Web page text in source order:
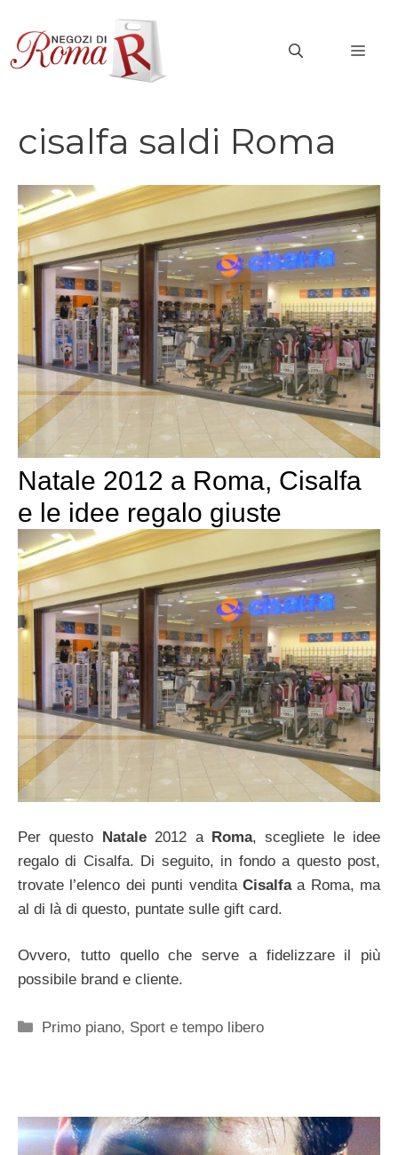
contenuto
cisalfa saldi Roma
Natale 2012 a Roma, Cisalfa
e le idee regalo giuste
Per questo Natale2012 a Roma, scegliete le idee
regalo di Cisalfa. Di seguito, in fondo a questo post,
trovate l’elenco dei punti vendita Cisalfaa Roma, ma
al di là di questo, puntate sulle gift card.
Ovvero, tutto quello che serve a fidelizzare il più
possibile brand e cliente.
Categorie
Primo piano, Sport e tempo libero